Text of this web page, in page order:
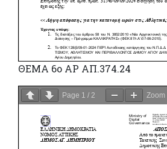
ΘΕΜΑ 6ο ΑΡ ΑΠ.374.24
Page 1 / 2 Zoom